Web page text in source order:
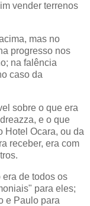
vender terrenos
mas no
progresso nos
na falência
caso da
sobre o que era
e o que
Hotel Ocara, ou da
receber, era com
era de todos os
para eles;
e Paulo para